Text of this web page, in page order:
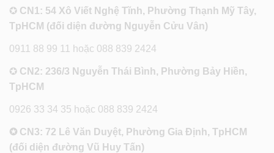
✪ CN1: 54 Xô Viết Nghệ Tĩnh, Phường Thạnh Mỹ Tây,
TpHCM (đối diện đường Nguyễn Cửu Vân)
0911 88 99 11 hoặc 088 839 2424
✪ CN2: 236/3 Nguyễn Thái Bình, Phường Bảy Hiền,
TpHCM
0926 33 34 35 hoặc 088 839 2424
✪ CN3: 72 Lê Văn Duyệt, Phường Gia Định, TpHCM
(đối diện đường Vũ Huy Tấn)